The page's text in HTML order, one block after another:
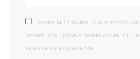
SPARA MITT NAMN, MIN E-
WEBBPLATS I DENNA WEBBLÄSARE TILL
SKRIVER EN KOMMENTAR.